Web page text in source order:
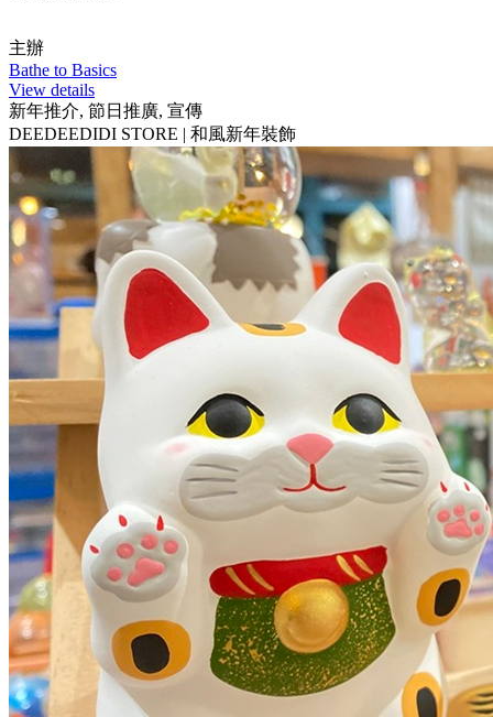
主辦
Bathe to Basics
View details
新年推介, 節日推廣, 宣傳
DEEDEEDIDI STORE | 和風新年裝飾